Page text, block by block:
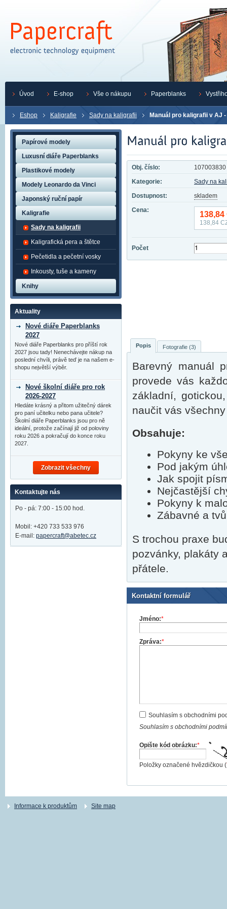
Eshop Kaligrafie Sady na kaligrafii Manuál pro kaligrafii v AJ
Obj. číslo:
107003830
Kategorie:
Sady na
Dostupnost:
skladem
Cena:
138,84
138,84
Počet
Popis Fotografie (3)
Barevný manuál
provede vás
základní,
naučit vás
Obsahuje:
Pokyny ke
Pod jakým
Jak spojit
Nejčastější
Pokyny k
Zábavné a
S trochou praxe
pozvánky, plakáty
přátele.
Kontaktní formulář
Jméno:*
Zpráva:*
Souhlasím s obchodními
Souhlasím s obchodními
Opište kód obrázku:*
Položky označené hvězdičkou (
Papírové modely
Luxusní diáře Paperblanks
Plastikové modely
Modely Leonardo da Vinci
Japonský ruční papír
Kaligrafie
Sady na kaligrafii
Kaligrafická pera a štětce
Pečetidla a pečetní vosky
Inkousty, tuše a kameny
Knihy
Aktuality
Nové diáře Paperblanks
2027
Nové diáře Paperblanks pro příští rok
2027 jsou tady! Nenechávejte nákup na
poslední chvíli, právě teď je na našem e-
shopu největší výběr.
Nové školní diáře pro rok
2026-2027
Hledáte krásný a přitom užitečný dárek
pro paní učitelku nebo pana učitele?
Školní diáře Paperblanks jsou pro ně
ideální, protože začínají již od poloviny
roku 2026 a pokračují do konce roku
2027.
Zobrazit všechny
Kontaktujte nás
Po - pá: 7:00 - 15:00 hod.
Mobil: +420 733 533 976
E-mail: papercraft@abetec.cz
Informace k produktům Site map
Úvod E-shop Vše o nákupu Paperblanks